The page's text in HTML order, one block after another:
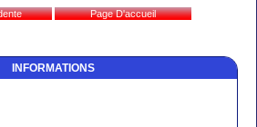
INFORMATIONS